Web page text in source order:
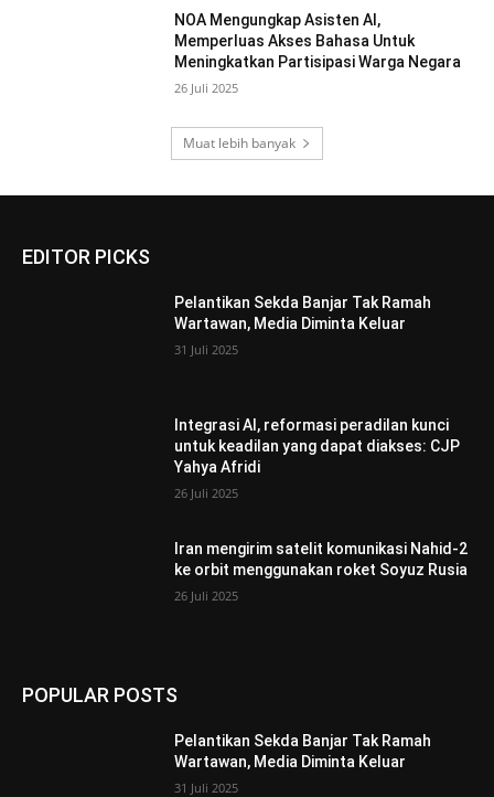
NOA Mengungkap Asisten AI,
Memperluas Akses Bahasa Untuk
Meningkatkan Partisipasi Warga Negara
26 Juli 2025
Muat lebih banyak
EDITOR PICKS
Pelantikan Sekda Banjar Tak Ramah
Wartawan, Media Diminta Keluar
31 Juli 2025
Integrasi AI, reformasi peradilan kunci
untuk keadilan yang dapat diakses: CJP
Yahya Afridi
26 Juli 2025
Iran mengirim satelit komunikasi Nahid-2
ke orbit menggunakan roket Soyuz Rusia
26 Juli 2025
POPULAR POSTS
Pelantikan Sekda Banjar Tak Ramah
Wartawan, Media Diminta Keluar
31 Juli 2025